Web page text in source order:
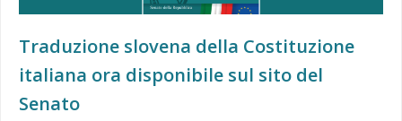
Traduzione slovena della Costituzione
italiana ora disponibile sul sito del
Senato